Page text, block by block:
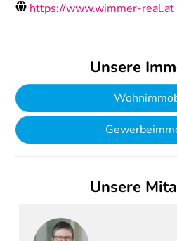
https://www.wimmer-real.at
Unsere
Unsere